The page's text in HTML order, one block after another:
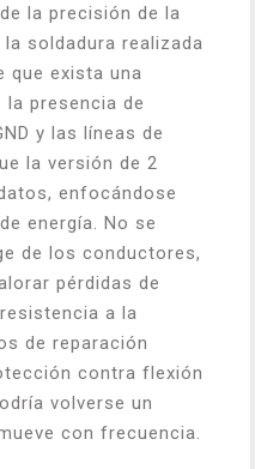
la precisión de la
soldadura realizada
que exista una
presencia de
y las líneas de
la versión de 2
enfocándose
energía. No se
de los conductores,
pérdidas de
a la
de reparación
contra flexión
volverse un
con frecuencia.